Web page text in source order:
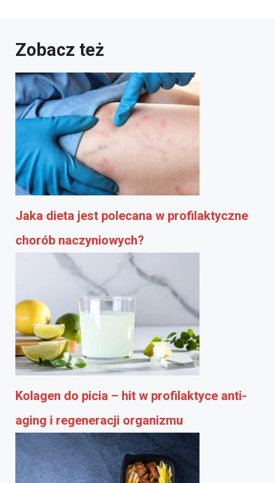
Zobacz też
Jaka dieta jest polecana w profilaktyczne
chorób naczyniowych?
Kolagen do picia – hit w profilaktyce anti-
aging i regeneracji organizmu